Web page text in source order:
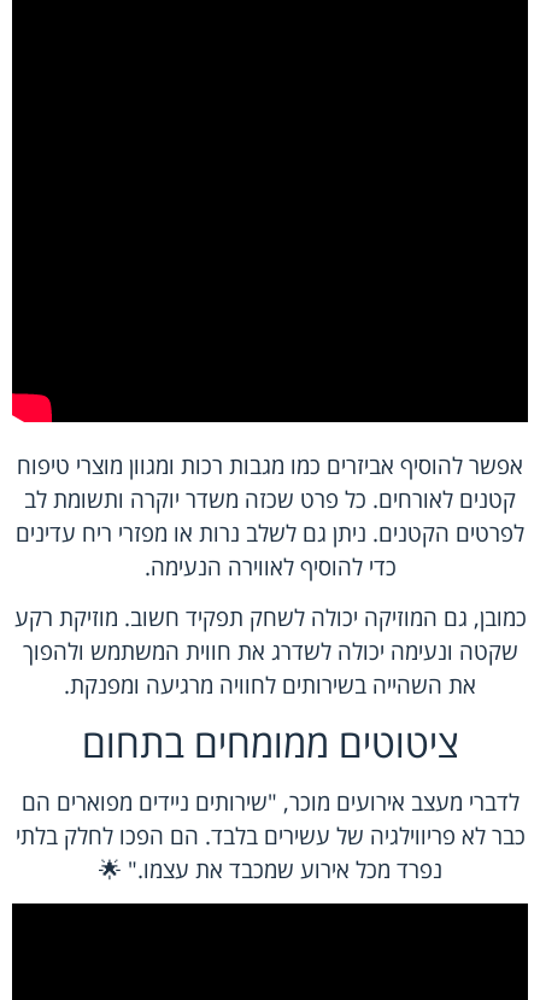
אפשר להוסיף אביזרים כמו מגבות רכות ומגוון מוצרי טיפוח
קטנים לאורחים. כל פרט שכזה משדר יוקרה ותשומת לב
לפרטים הקטנים. ניתן גם לשלב נרות או מפזרי ריח עדינים
כדי להוסיף לאווירה הנעימה.
כמובן, גם המוזיקה יכולה לשחק תפקיד חשוב. מוזיקת רקע
שקטה ונעימה יכולה לשדרג את חווית המשתמש ולהפוך
את השהייה בשירותים לחוויה מרגיעה ומפנקת.
ציטוטים ממומחים בתחום
לדברי מעצב אירועים מוכר, "שירותים ניידים מפוארים הם
כבר לא פריווילגיה של עשירים בלבד. הם הפכו לחלק בלתי
נפרד מכל אירוע שמכבד את עצמו." 🌟